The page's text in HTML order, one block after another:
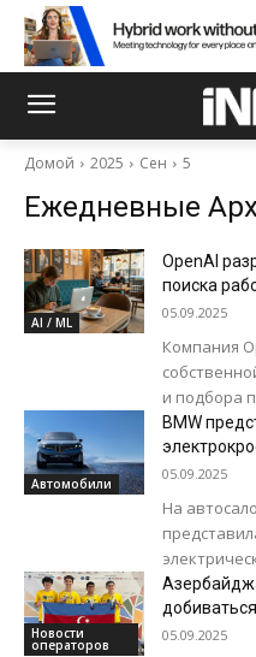
Домой 2025 Сен 5
Ежедневные
AI / ML
OpenAI
поиска
05.09.2025
Компания
и подбора
платформа
Автомобили
BMW
Klasse
05.09.2025
На
первой
Neue
Новости
операторов
арене при
05.09.2025